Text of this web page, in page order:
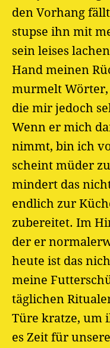
den Vorhang
stupse ihn mit
sein leises
Hand meinen
murmelt
die mir jedoch
Wenn er mich
nimmt, bin ich
scheint müder
mindert das
endlich zur
zubereitet. Im
der er
heute ist das
meine
täglichen
Türe kratze, um
es Zeit für